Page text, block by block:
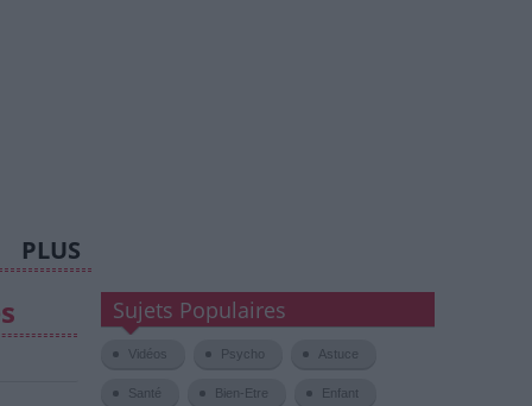
PLUS
Sujets Populaires
Vidéos Psycho Astuce
Santé Bien-Etre Enfant